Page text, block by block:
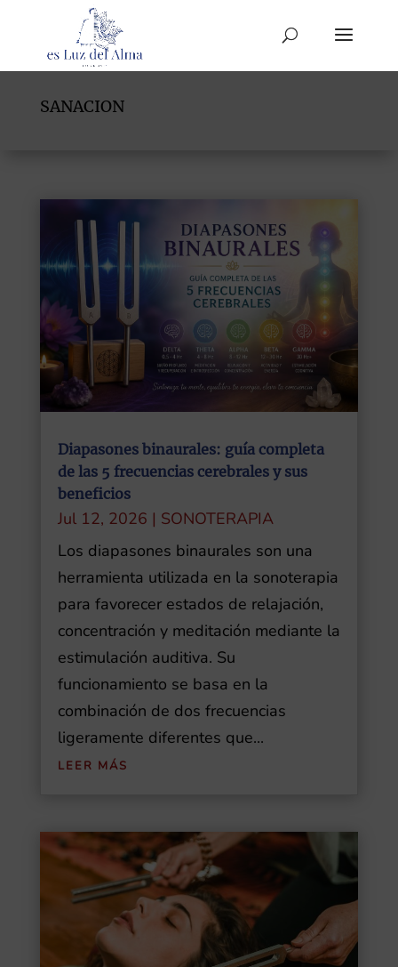
SANACION
Diapasones binaurales: guía completa
de las 5 frecuencias cerebrales y sus
beneficios
Jul 12, 2026 | SONOTERAPIA
Los diapasones binaurales son una
herramienta utilizada en la sonoterapia
para favorecer estados de relajación,
concentración y meditación mediante la
estimulación auditiva. Su
funcionamiento se basa en la
combinación de dos frecuencias
ligeramente diferentes que...
LEER MÁS